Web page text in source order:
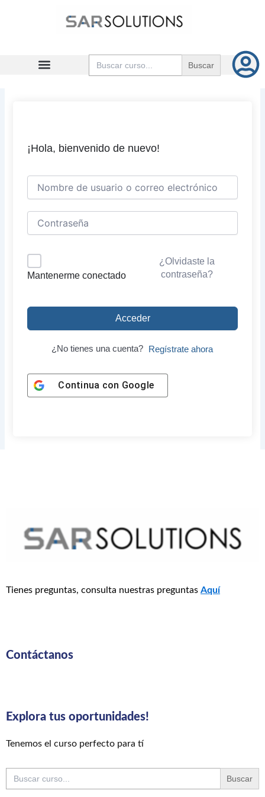
Buscar:
¡Hola, bienvenido de nuevo!
Mantenerme conectado
¿Olvidaste la
contraseña?
Acceder
¿No tienes una cuenta? Regístrate ahora
Continua con Google
Tienes preguntas, consulta nuestras preguntas Aquí
Contáctanos
Explora tus oportunidades!
Tenemos el curso perfecto para tí
Buscar: